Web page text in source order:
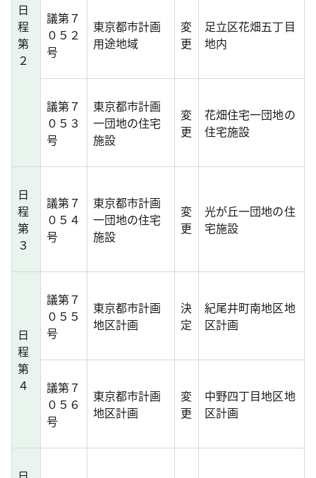
日
程
第
２
議第７
０５２
号
東京都市計画
用途地域
変
更
足立区花畑五丁目
地内
議第７
０５３
号
東京都市計画
一団地の住宅
施設
変
更
花畑住宅一団地の
住宅施設
日
程
第
３
議第７
０５４
号
東京都市計画
一団地の住宅
施設
変
更
光が丘一団地の住
宅施設
日
程
第
４
議第７
０５５
号
東京都市計画
地区計画
決
定
紀尾井町南地区地
区計画
議第７
０５６
号
東京都市計画
地区計画
変
更
中野四丁目地区地
区計画